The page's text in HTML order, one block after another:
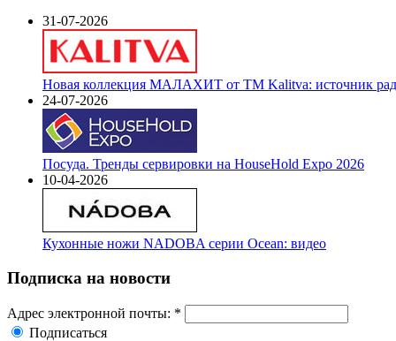
31-07-2026
Новая коллекция МАЛАХИТ от ТМ Kalitva: источник
24-07-2026
Посуда. Тренды сервировки на HouseHold Expo 2026
10-04-2026
Кухонные ножи NADOBA серии Ocean: видео
Подписка на новости
Адрес электронной почты: *
Подписаться